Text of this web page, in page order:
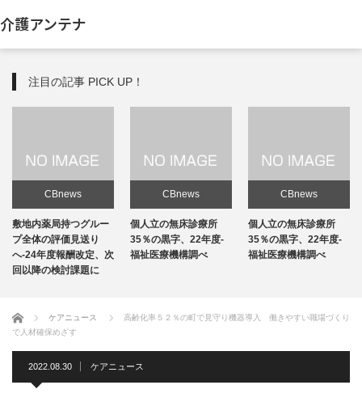
介護アンテナ
注目の記事 PICK UP！
CBnews
敷地内薬局持つグルー
プ全体の評価見送り
へ-24年度報酬改定、次
回以降の検討課題に
CBnews
個人立の無床診療所
35％の黒字、22年度-
福祉医療機構調べ
CBnews
個人立の無床診療所
35％の黒字、22年度-
福祉医療機構調べ
ホーム ケアニュース
高齢化率５２％の町で見守り機器導入 働きやすい職場づくり
で人材確保めざす
2022.08.30 ケアニュース